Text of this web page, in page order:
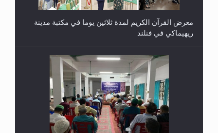
معرض القرآن الكريم لمدة ثلاثين يوما في مكتبة مدينة
ريهيماكي في فنلند